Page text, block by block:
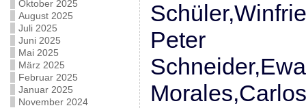
Oktober 2025
August 2025
Juli 2025
Juni 2025
Mai 2025
März 2025
Februar 2025
Januar 2025
November 2024
Peter